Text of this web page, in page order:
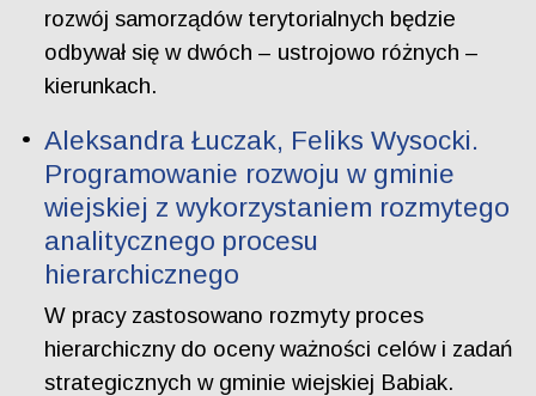
rozwój samorządów terytorialnych będzie
odbywał się w dwóch – ustrojowo różnych –
kierunkach.
Aleksandra Łuczak, Feliks Wysocki.
Programowanie rozwoju w gminie
wiejskiej z wykorzystaniem rozmytego
analitycznego procesu
hierarchicznego
W pracy zastosowano rozmyty proces
hierarchiczny do oceny ważności celów i zadań
strategicznych w gminie wiejskiej Babiak.